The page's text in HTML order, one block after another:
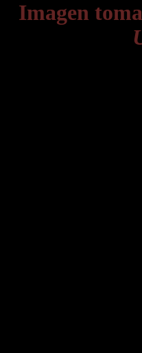
Imagen